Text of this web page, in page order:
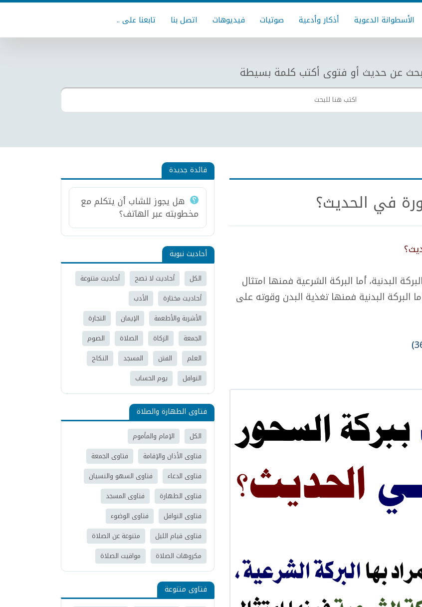
الأسطوانة الدعوية أذكار وأدعية صوتيات فيديوهات اتصل بنا تابعنا على ..
عن حديث أو فتوى أكتب كلمة بسيطة
في الحديث؟
البدنية، أما البركة الشرعية فمنها امتثال
البركة البدنية فمنها تغذية البدن وقوته على
فائدة جديدة
هل يجوز للشاب أن يتكلم مع
مخطوبته عبر الهاتف؟
أحاديث نبوية
الكل أحاديث لا تصح
أحاديث متنوعة
أحاديث مختارة
الأدب
الأشربة والأطعمة
الإيمان
التجارة
الجمعة
الزكاة الصلاة
الصوم
العلم
الفتن المسجد
النكاح
النوافل
يوم الحساب
فتاوى الطهارة والصلاة
الكل
الإمام والمأموم
فتاوى الأذان والإقامة
فتاوى الجمعة
فتاوى الدعاء
فتاوى السهو والنسيان
فتاوى الطهارة
فتاوى المسجد
فتاوى النوافل
فتاوى الوضوء
فتاوى قيام الليل
متنوعة عن الصلاة
مكروهات الصلاة
مواقيت الصلاة
فتاوى متنوعة